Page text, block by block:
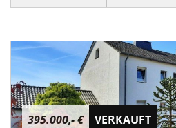
395.000,- € VERKAUFT